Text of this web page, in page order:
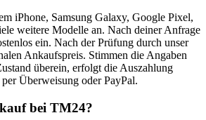
iPhone, Samsung Galaxy, Google Pixel,
weitere Modelle an. Nach deiner Anfrage
ein. Nach der Prüfung durch unser
Ankaufspreis. Stimmen die Angaben
überein, erfolgt die Auszahlung
Überweisung oder PayPal.
bei TM24?